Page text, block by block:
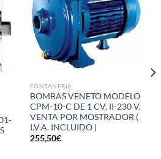
lista de
deseos
FONTANERIA
BOMBAS VENETO MODELO
CPM-10-C DE 1 CV. II-230 V.
VENTA POR MOSTRADOR (
I.V.A. INCLUIDO )
255,50€